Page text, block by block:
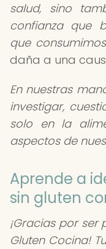
salud, sino
confianza que
que
daña a una
En nuestras
investigar,
solo en la
aspectos de
Aprende a
sin gluten
¡Gracias por
Gluten Cocina!